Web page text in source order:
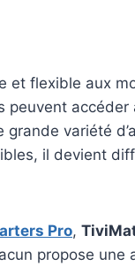
et flexible aux
peuvent accéder
variété
il devient
Pro,
propose une